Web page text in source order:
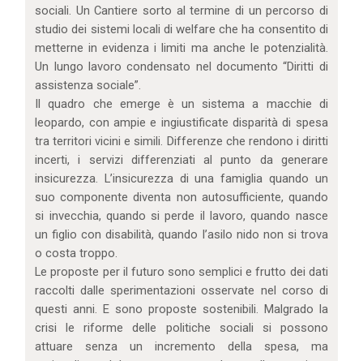
sociali. Un Cantiere sorto al termine di un percorso di
studio dei sistemi locali di welfare che ha consentito di
metterne in evidenza i limiti ma anche le potenzialità.
Un lungo lavoro condensato nel documento “Diritti di
assistenza sociale”.
Il quadro che emerge è un sistema a macchie di
leopardo, con ampie e ingiustificate disparità di spesa
tra territori vicini e simili. Differenze che rendono i diritti
incerti, i servizi differenziati al punto da generare
insicurezza. L’insicurezza di una famiglia quando un
suo componente diventa non autosufficiente, quando
si invecchia, quando si perde il lavoro, quando nasce
un figlio con disabilità, quando l’asilo nido non si trova
o costa troppo.
Le proposte per il futuro sono semplici e frutto dei dati
raccolti dalle sperimentazioni osservate nel corso di
questi anni. E sono proposte sostenibili. Malgrado la
crisi le riforme delle politiche sociali si possono
attuare senza un incremento della spesa, ma